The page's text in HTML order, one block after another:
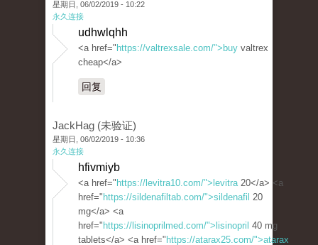
星期日, 06/02/2019 - 10:22
永久连接
udhwlqhh
<a href=" https://valtrexsale.com/">buy valtrex
cheap</a>
回复
JackHag (未验证)
星期日, 06/02/2019 - 10:36
永久连接
hfivmiyb
<a href=" https://levitra10.com/">levitra20</a> <a
href=" https://sildenafiltab.com/">sildenafil 20
mg</a> <a
href=" https://lisinoprilmed.com/">lisinopril 40 mg
tablets</a> <a href=" https://atarax25.com/">atarax